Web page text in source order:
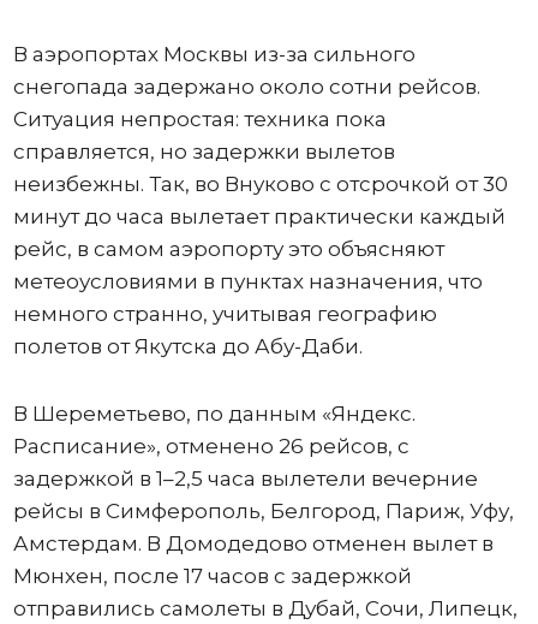
В аэропортах Москвы из-за сильного
снегопада задержано около сотни рейсов.
Ситуация непростая: техника пока
справляется, но задержки вылетов
неизбежны. Так, во Внуково с отсрочкой от 30
минут до часа вылетает практически каждый
рейс, в самом аэропорту это объясняют
метеоусловиями в пунктах назначения, что
немного странно, учитывая географию
полетов от Якутска до Абу-Даби.
В Шереметьево, по данным «Яндекс.
Расписание», отменено 26 рейсов, с
задержкой в 1–2,5 часа вылетели вечерние
рейсы в Симферополь, Белгород, Париж, Уфу,
Амстердам. В Домодедово отменен вылет в
Мюнхен, после 17 часов с задержкой
отправились самолеты в Дубай, Сочи, Липецк,